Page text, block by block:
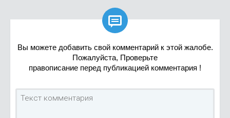

Вы можете добавить свой комментарий к этой жалобе.
Пожалуйста, Проверьте
правописание перед публикацией комментария !